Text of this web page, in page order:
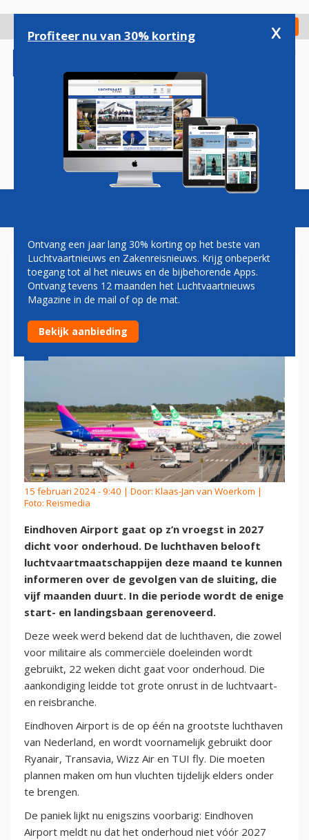
gaan
Check in
Magazine Podcasts Vacatures
EINDHOVEN AIRPORT OP Z'N
VROEGST PAS IN 2027 DICHT
15 februari 2024 - 9:40 | Door: Klaas-Jan van Woerkom |
Foto: Reismedia
Eindhoven Airport gaat op z’n vroegst in 2027
dicht voor onderhoud. De luchthaven belooft
luchtvaartmaatschappijen deze maand te kunnen
informeren over de gevolgen van de sluiting, die
vijf maanden duurt. In die periode wordt de enige
start- en landingsbaan gerenoveerd.
Deze week werd bekend dat de luchthaven, die zowel
voor militaire als commerciële doeleinden wordt
gebruikt, 22 weken dicht gaat voor onderhoud. Die
aankondiging leidde tot grote onrust in de luchtvaart-
en reisbranche.
Eindhoven Airport is de op één na grootste luchthaven
van Nederland, en wordt voornamelijk gebruikt door
Ryanair, Transavia, Wizz Air en TUI fly. Die moeten
plannen maken om hun vluchten tijdelijk elders onder
te brengen.
De paniek lijkt nu enigszins voorbarig: Eindhoven
Airport meldt nu dat het onderhoud niet vóór 2027
Profiteer nu van 30% korting x
Ontvang een jaar lang 30% korting op het beste van
Luchtvaartnieuws en Zakenreisnieuws. Krijg onbeperkt
toegang tot al het nieuws en de bijbehorende Apps.
Ontvang tevens 12 maanden het Luchtvaartnieuws
Magazine in de mail of op de mat.
Bekijk aanbieding